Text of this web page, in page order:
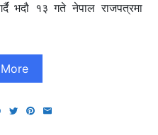
भदौ १३ गते नेपाल राजपत्रमा